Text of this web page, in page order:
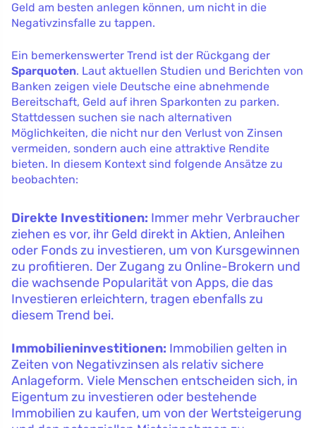
Geld am besten anlegen können, um nicht in die
Negativzinsfalle zu tappen.
Ein bemerkenswerter Trend ist der Rückgang der
Sparquoten. Laut aktuellen Studien und Berichten von
Banken zeigen viele Deutsche eine abnehmende
Bereitschaft, Geld auf ihren Sparkonten zu parken.
Stattdessen suchen sie nach alternativen
Möglichkeiten, die nicht nur den Verlust von Zinsen
vermeiden, sondern auch eine attraktive Rendite
bieten. In diesem Kontext sind folgende Ansätze zu
beobachten:
Direkte Investitionen: Immer mehr Verbraucher
ziehen es vor, ihr Geld direkt in Aktien, Anleihen
oder Fonds zu investieren, um von Kursgewinnen
zu profitieren. Der Zugang zu Online-Brokern und
die wachsende Popularität von Apps, die das
Investieren erleichtern, tragen ebenfalls zu
diesem Trend bei.
Immobilieninvestitionen: Immobilien gelten in
Zeiten von Negativzinsen als relativ sichere
Anlageform. Viele Menschen entscheiden sich, in
Eigentum zu investieren oder bestehende
Immobilien zu kaufen, um von der Wertsteigerung